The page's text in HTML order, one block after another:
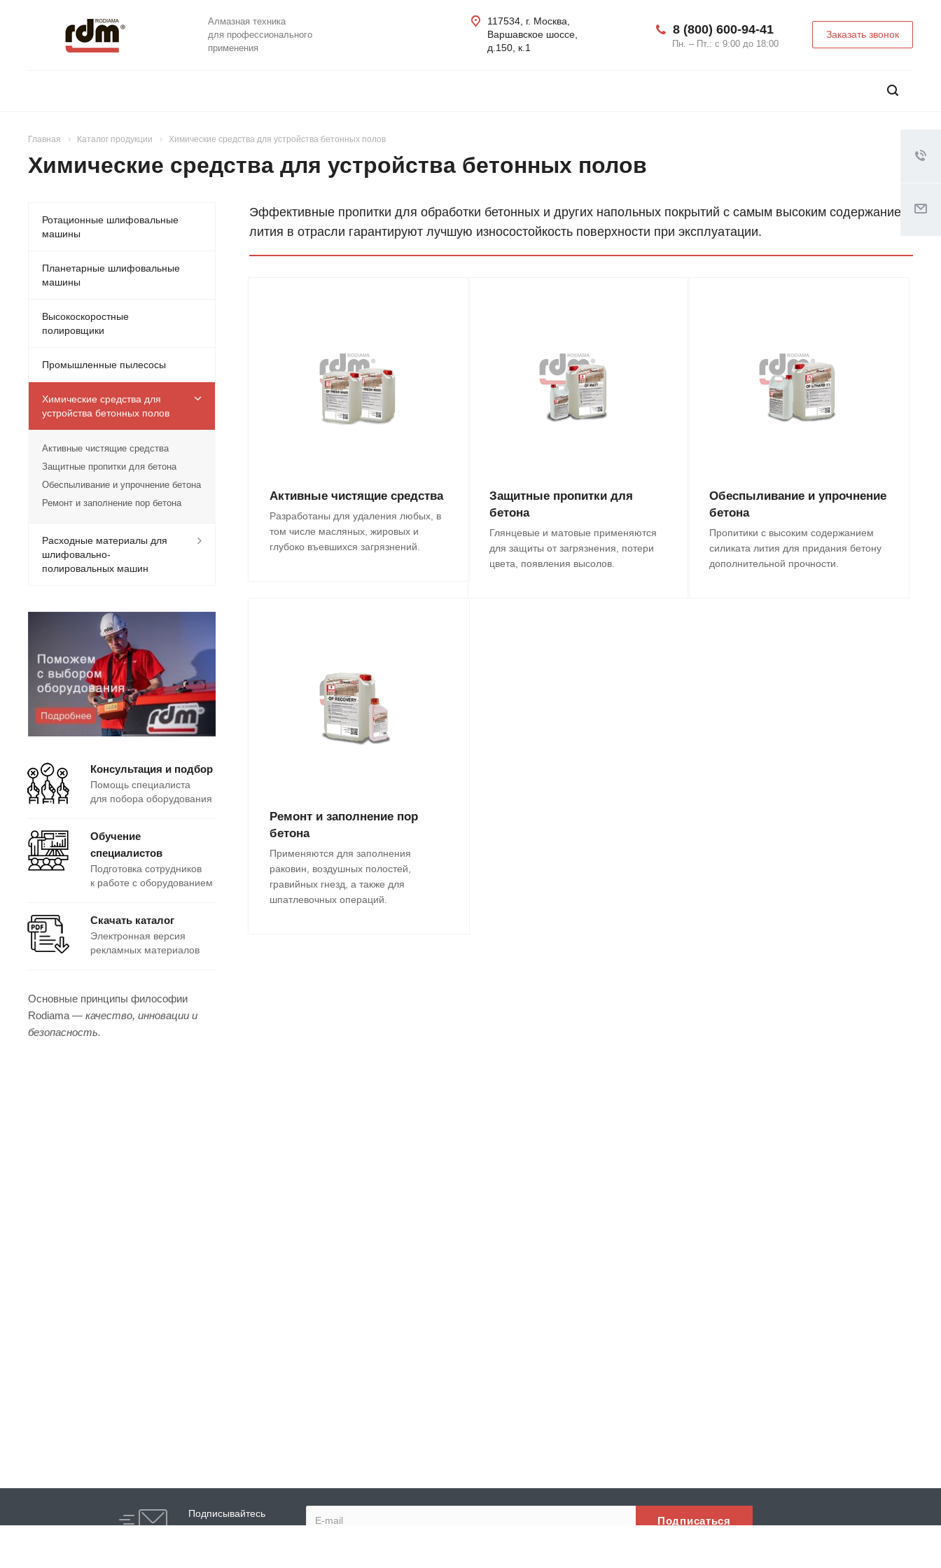
Алмазная техника
для профессионального
применения
8 (800) 600-94-41
Пн. – Пт.: с 9:00 до 18:00
Заказать звонок
117534, г. Москва,
Варшавское шоссе,
д.150, к.1
Главная Каталог продукции Химические средства для устройства бетонных полов
Химические средства для устройства бетонных полов
Эффективные пропитки для обработки бетонных и других напольных покрытий с самым высоким содержанием
лития в отрасли гарантируют лучшую износостойкость поверхности при эксплуатации.
Активные чистящие средства
Разработаны для удаления любых, в
том числе масляных, жировых и
глубоко въевшихся загрязнений.
Защитные пропитки для
бетона
Глянцевые и матовые применяются
для защиты от загрязнения, потери
цвета, появления высолов.
Обеспыливание и упрочнение
бетона
Пропитики с высоким содержанием
силиката лития для придания бетону
дополнительной прочности.
Ремонт и заполнение пор
бетона
Применяются для заполнения
раковин, воздушных полостей,
гравийных гнезд, а также для
шпатлевочных операций.
Ротационные шлифовальные
машины
Планетарные шлифовальные
машины
Высокоскоростные
полировщики
Промышленные пылесосы
Химические средства для
устройства бетонных полов
Активные чистящие средства
Защитные пропитки для бетона
Обеспыливание и упрочнение бетона
Ремонт и заполнение пор бетона
Расходные материалы для
шлифовально-
полировальных машин
Консультация и подбор
Помощь специалиста
для побора оборудования
Обучение
специалистов
Подготовка сотрудников
к работе с оборудованием
Скачать каталог
Электронная версия
рекламных материалов
Основные принципы философии
Rodiama — качество, инновации и
безопасность.
Подписывайтесь
на новости и акции: